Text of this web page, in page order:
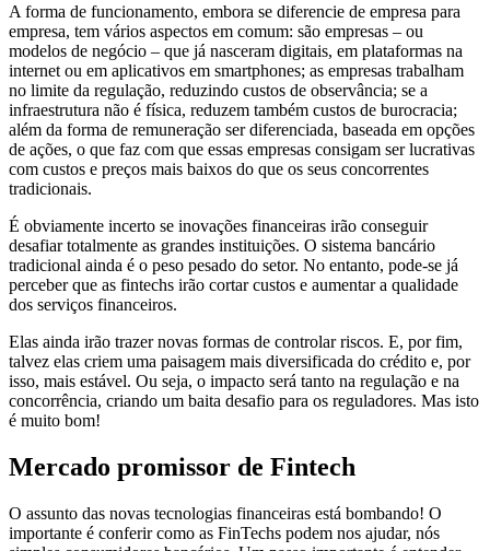
A forma de funcionamento, embora se diferencie de empresa para
empresa, tem vários aspectos em comum: são empresas – ou
modelos de negócio – que já nasceram digitais, em plataformas na
internet ou em aplicativos em smartphones; as empresas trabalham
no limite da regulação, reduzindo custos de observância; se a
infraestrutura não é física, reduzem também custos de burocracia;
além da forma de remuneração ser diferenciada, baseada em opções
de ações, o que faz com que essas empresas consigam ser lucrativas
com custos e preços mais baixos do que os seus concorrentes
tradicionais.
É obviamente incerto se inovações financeiras irão conseguir
desafiar totalmente as grandes instituições. O sistema bancário
tradicional ainda é o peso pesado do setor. No entanto, pode-se já
perceber que as fintechs irão cortar custos e aumentar a qualidade
dos serviços financeiros.
Elas ainda irão trazer novas formas de controlar riscos. E, por fim,
talvez elas criem uma paisagem mais diversificada do crédito e, por
isso, mais estável. Ou seja, o impacto será tanto na regulação e na
concorrência, criando um baita desafio para os reguladores. Mas isto
é muito bom!
Mercado promissor de Fintech
O assunto das novas tecnologias financeiras está bombando! O
importante é conferir como as FinTechs podem nos ajudar, nós